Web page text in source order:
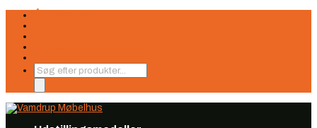
Products
search